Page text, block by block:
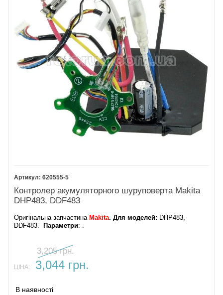
620555-5
Контролер акумуляторного шуруповерта Makita
DHP483, DDF483
Оригінальна запчастина Makita. Для моделей: DHP483,
DDF483.
Параметри: .
3,205 грн.
ЦІНА: 3,044 грн.
В наявності